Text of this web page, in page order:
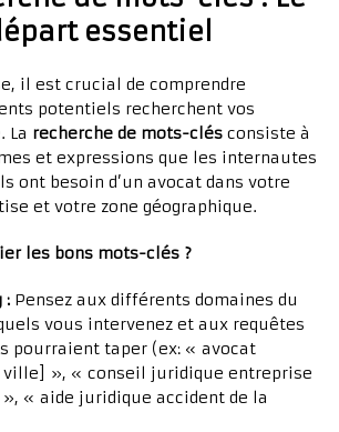
essentiel
il est crucial de comprendre
potentiels recherchent vos
La recherche de mots-clés consiste à
et expressions que les internautes
ont besoin d’un avocat dans votre
et votre zone géographique.
les bons mots-clés ?
: Pensez aux différents domaines du
vous intervenez et aux requêtes
pourraient taper (ex: « avocat
ville] », « conseil juridique entreprise
« aide juridique accident de la